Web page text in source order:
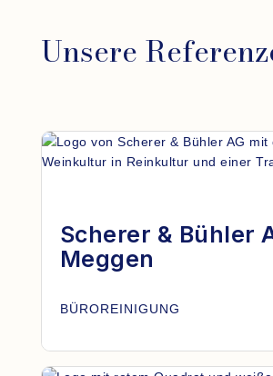
Unsere
Scherer & Bühler
Meggen
BÜROREINIGUNG